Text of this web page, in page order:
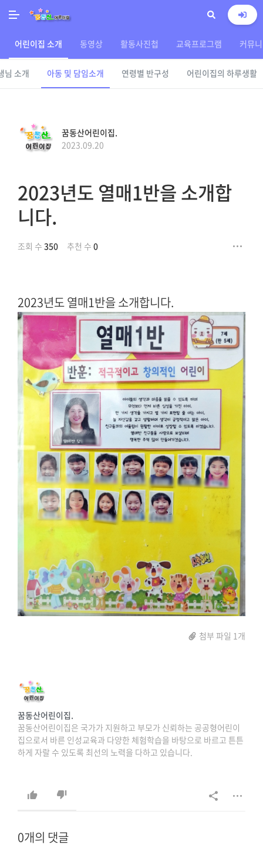
어린이집 소개 동영상 활동사진첩 교육프로그램 커뮤
님 소개 아동 및 담임소개 연령별 반구성 어린이집의 하루생활
꿈동산어린이집.
2023.09.20
2023년도 열매1반을 소개합
니다.
조회 수 350 추천 수 0
2023년도 열매1반을 소개합니다.
첨부 파일 1개
꿈동산어린이집.
꿈동산어린이집은 국가가 지원하고 부모가 신뢰하는 공공형어린이
집으로서 바른 인성교육과 다양한 체험학습을 바탕으로 바르고 튼튼
하게 자랄 수 있도록 최선의 노력을 다하고 있습니다.
상담문의 : 042-627-8698, 042-638-8698.
0개의 댓글